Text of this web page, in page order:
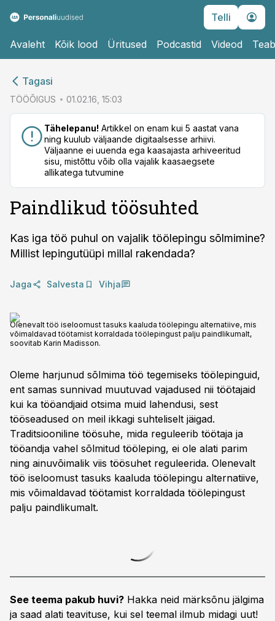
Telli
Avaleht Kõik lood Üritused Podcastid Videod
Tagasi
TÖÖÕIGUS 01.02.16, 15:03
Tähelepanu! Artikkel on enam kui 5 aastat vana
ning kuulub väljaande digitaalsesse arhiivi.
Väljaanne ei uuenda ega kaasajasta arhiveeritud
sisu, mistõttu võib olla vajalik kaasaegsete
allikatega tutvumine
Paindlikud töösuhted
Kas iga töö puhul on vajalik töölepingu sõlmimine?
Millist lepingutüüpi millal rakendada?
Jaga Salvesta Vihja
Olenevalt töö iseloomust tasuks kaaluda töölepingu alternatiive, mis
võimaldavad töötamist korraldada töölepingust palju paindlikumalt,
soovitab Karin Madisson.
Oleme harjunud sõlmima töö tegemiseks töölepinguid,
ent samas sunnivad muutuvad vajadused nii töötajaid
kui ka tööandjaid otsima muid lahendusi, sest
tööseadused on meil ikkagi suhteliselt jäigad.
Traditsiooniline töösuhe, mida reguleerib töötaja ja
tööandja vahel sõlmitud tööleping, ei ole alati parim
ning ainuvõimalik viis töösuhet reguleerida. Olenevalt
töö iseloomust tasuks kaaluda töölepingu alternatiive,
mis võimaldavad töötamist korraldada töölepingust
palju paindlikumalt.
See teema pakub huvi? Hakka neid märksõnu jälgima
ja saad alati teavituse, kui sel teemal ilmub midagi uut!